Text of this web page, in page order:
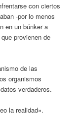
con ciertos
-por lo menos
en un búnker a
provienen de
de las
organismos
verdaderos.
la realidad».